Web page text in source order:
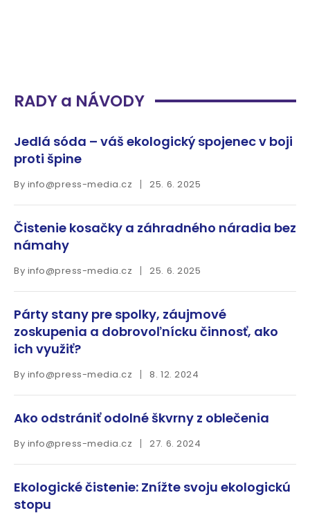
RADY a NÁVODY
Jedlá sóda – váš ekologický spojenec v boji
proti špine
By info@press-media.cz 25. 6. 2025
Čistenie kosačky a záhradného náradia bez
námahy
By info@press-media.cz 25. 6. 2025
Párty stany pre spolky, záujmové
zoskupenia a dobrovoľnícku činnosť, ako
ich využiť?
By info@press-media.cz 8. 12. 2024
Ako odstrániť odolné škvrny z oblečenia
By info@press-media.cz 27. 6. 2024
Ekologické čistenie: Znížte svoju ekologickú
stopu